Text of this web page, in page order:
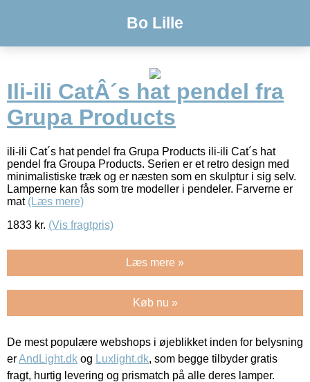
Bo Lille
Ili-ili CatÂ´s hat pendel fra
Grupa Products
ili-ili Cat´s hat pendel fra Grupa Products ili-ili Cat´s hat
pendel fra Groupa Products. Serien er et retro design med
minimalistiske træk og er næsten som en skulptur i sig selv.
Lamperne kan fås som tre modeller i pendeler. Farverne er
mat (Læs mere)
1833 kr. (Vis fragtpris)
Læs mere »
Køb nu »
De mest populære webshops i øjeblikket inden for belysning
erAndLight.dk og Luxlight.dk, som begge tilbyder gratis
fragt, hurtig levering og prismatch på alle deres lamper.